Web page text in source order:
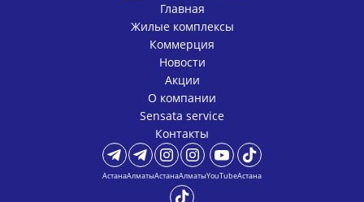
Главная
Жилые комплексы
Коммерция
Новости
Акции
О компании
Sensata service
Контакты
АстанаАлматыАстанаАлматыYouTubeАстана